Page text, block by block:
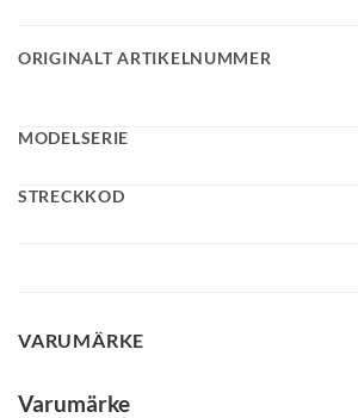
ORIGINALT ARTIKELNUMMER
MODELSERIE
STRECKKOD
VARUMÄRKE
Varumärke
Mobilnummer